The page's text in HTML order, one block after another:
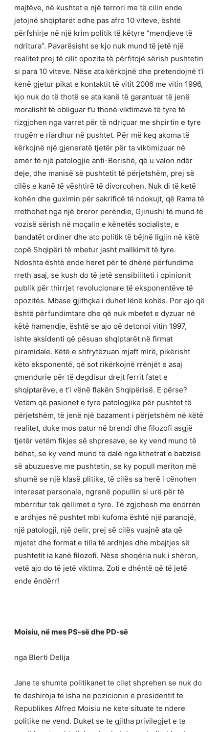
majtëve, në kushtet e një terrori me të cilin ende
jetojnë shqiptarët edhe pas afro 10 viteve, është
përfshirje në një krim politik të këtyre “mendjeve të
ndritura”. Pavarësisht se kjo nuk mund të jetë një
realitet prej të cilit opozita të përfitojë sërish pushtetin
si para 10 viteve. Nëse ata kërkojnë dhe pretendojnë t’i
kenë gjetur pikat e kontaktit të vitit 2006 me vitin 1996,
kjo nuk do të thotë se ata kanë të garantuar të jenë
moralisht të obliguar t’u thonë viktimave të tyre të
rizgjohen nga varret për të ndriçuar me shpirtin e tyre
rrugën e riardhur në pushtet. Për më keq akoma të
kërkojnë një gjeneratë tjetër për ta viktimizuar në
emër të një patologjie anti-Berishë, që u valon ndër
deje, dhe manisë së pushtetit të përjetshëm, prej së
cilës e kanë të vështirë të divorcohen. Nuk di të ketë
kohën dhe guximin për sakrificë të ndokujt, që Rama të
rrethohet nga një breror perëndie, Gjinushi të mund të
vozisë sërish në moçalin e kënetës socialiste, e
bandatët ordiner dhe ato politik të bëjnë ligjin në këtë
copë Shqipëri të mbetur jasht mallkimit të tyre.
Ndoshta është ende heret për të dhënë përfundime
rreth asaj, se kush do të jetë sensibiliteti i opinionit
publik për thirrjet revolucionare të eksponentëve të
opozitës. Mbase gjithçka i duhet lënë kohës. Por ajo që
është përfundimtare dhe që nuk mbetet e dyzuar në
këtë hamendje, është se ajo që detonoi vitin 1997,
ishte aksidenti që pësuan shqiptarët në firmat
piramidale. Këtë e shfrytëzuan mjaft mirë, pikërisht
këto eksponentë, që sot rikërkojnë rrënjët e asaj
çmendurie për të degdisur drejt ferrit fatet e
shqiptarëve, e t’i vënë flakën Shqipërisë. E përse?
Vetëm që pasionet e tyre patologjike për pushtet të
përjetshëm, të jenë një bazament i përjetshëm në këtë
realitet, duke mos patur në brendi dhe filozofi asgjë
tjetër vetëm fikjes së shpresave, se ky vend mund të
bëhet, se ky vend mund të dalë nga kthetrat e babzisë
së abuzuesve me pushtetin, se ky popull meriton më
shumë se një klasë plitike, të cilës sa herë i cënohen
interesat personale, ngrenë popullin si urë për të
mbërritur tek qëllimet e tyre. Të zgjohesh me ëndrrën
e ardhjes në pushtet mbi kufoma është një paranojë,
një patologji, një delir, prej së cilës vuajnë ata që
mjetet dhe format e tilla të ardhjes dhe mbajtjes së
pushtetit ia kanë filozofi. Nëse shoqëria nuk i shëron,
vetë ajo do të jetë viktima. Zoti e dhëntë që të jetë
ende ëndërr!
Moisiu, në mes PS-së dhe PD-së
nga Blerti Delija
Jane te shumte politikanet te cilet shprehen se nuk do
te deshiroja te isha ne pozicionin e presidentit te
Republikes Alfred Moisiu ne kete situate te ndere
politike ne vend. Duket se te gjitha privilegjet e te